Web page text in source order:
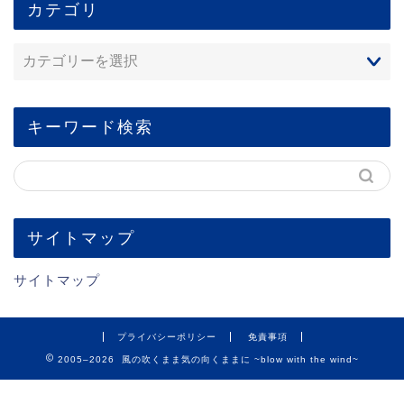
カテゴリ
キーワード検索
サイトマップ
サイトマップ
プライバシーポリシー 免責事項
2005–2026 風の吹くまま気の向くままに ~blow with the wind~